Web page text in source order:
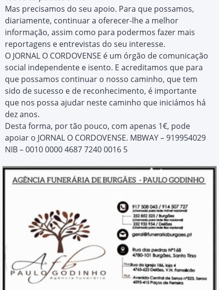
Mas precisamos do seu apoio. Para que possamos,
diariamente, continuar a oferecer-lhe a melhor
informação, assim como para podermos fazer mais
reportagens e entrevistas do seu interesse.
O JORNAL O CORDOVENSE é um órgão de comunicação
social independente e isento. E acreditamos que para
que possamos continuar o nosso caminho, que tem
sido de sucesso e de reconhecimento, é importante
que nos possa ajudar neste caminho que iniciámos há
dez anos.
Desta forma, por tão pouco, com apenas 1€, pode
apoiar o JORNAL O CORDOVENSE. MBWAY – 919954029
NIB – 0010 0000 4687 7240 0016 5